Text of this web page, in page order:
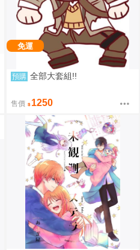
免運
預購 全部大套組!!
售價 1250